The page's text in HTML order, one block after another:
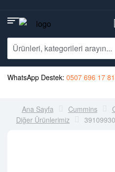
WhatsApp Destek: 0507 696 17 81
Ana Sayfa Cummins
Diğer Ürünlerimiz